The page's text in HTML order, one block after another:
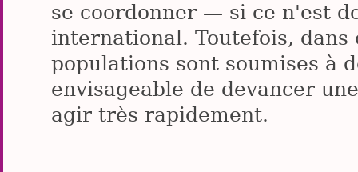
se coordonner — si ce n'est
international. Toutefois,
populations sont soumises à
envisageable de devancer
agir très rapidement.